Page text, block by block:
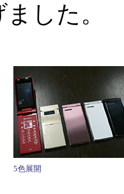
した。
5色展開